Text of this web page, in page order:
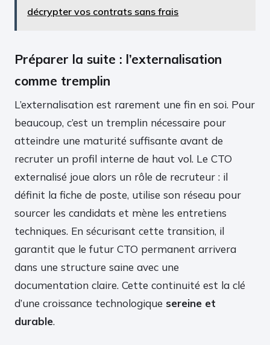
décrypter vos contrats sans frais
Préparer la suite : l’externalisation
comme tremplin
L’externalisation est rarement une fin en soi. Pour
beaucoup, c’est un tremplin nécessaire pour
atteindre une maturité suffisante avant de
recruter un profil interne de haut vol. Le CTO
externalisé joue alors un rôle de recruteur : il
définit la fiche de poste, utilise son réseau pour
sourcer les candidats et mène les entretiens
techniques. En sécurisant cette transition, il
garantit que le futur CTO permanent arrivera
dans une structure saine avec une
documentation claire. Cette continuité est la clé
d’une croissance technologique sereine et
durable.